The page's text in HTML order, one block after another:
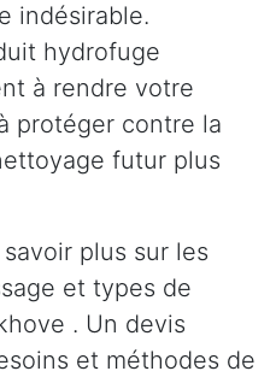
indésirable.
hydrofuge
à rendre votre
protéger contre la
futur plus
plus sur les
et types de
. Un devis
et méthodes de